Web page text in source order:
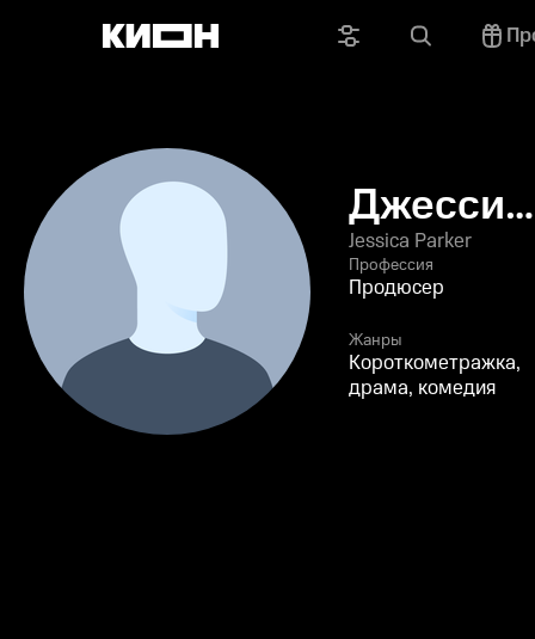
Паркер
Jessica Parker
Профессия
Продюсер
Жанры
Короткометражка,
драма, комедия